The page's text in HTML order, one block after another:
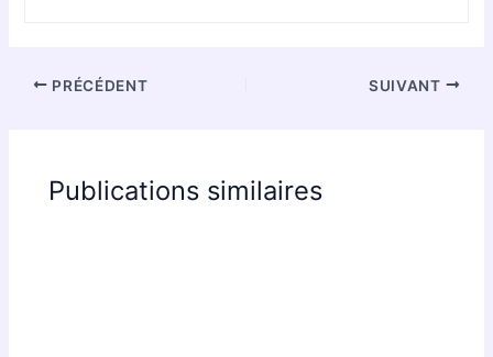
PRÉCÉDENT SUIVANT
Publications similaires